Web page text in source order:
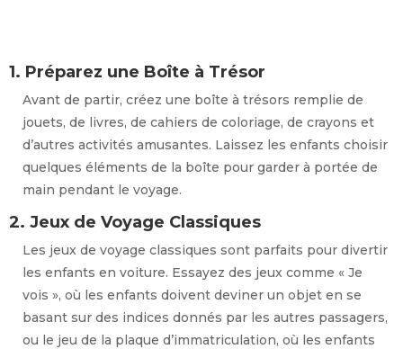
1. Préparez une Boîte à Trésor
Avant de partir, créez une boîte à trésors remplie de
jouets, de livres, de cahiers de coloriage, de crayons et
d’autres activités amusantes. Laissez les enfants choisir
quelques éléments de la boîte pour garder à portée de
main pendant le voyage.
2. Jeux de Voyage Classiques
Les jeux de voyage classiques sont parfaits pour divertir
les enfants en voiture. Essayez des jeux comme « Je
vois », où les enfants doivent deviner un objet en se
basant sur des indices donnés par les autres passagers,
ou le jeu de la plaque d’immatriculation, où les enfants